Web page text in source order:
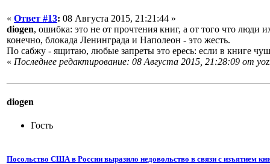
« Ответ #13: 08 Августа 2015, 21:21:44 »
diogen, ошибка: это не от прочтения книг, а от того что
конечно, блокада Ленинграда и Наполеон - это жесть.
По сабжу - ящитаю, любые запреты это ересь: если в книге
« Последнее редактирование: 08 Августа 2015, 21:28:09 от
diogen
Гость
Посольство США в России выразило недовольство в связи с изъятием